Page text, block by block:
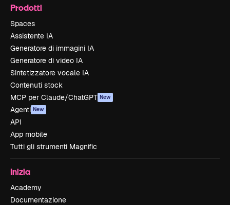
Prodotti
Spaces
Assistente IA
Generatore di immagini IA
Generatore di video IA
Sintetizzatore vocale IA
Contenuti stock
MCP per Claude/ChatGPT New
Agenti New
API
App mobile
Tutti gli strumenti Magnific
Inizia
Academy
Documentazione